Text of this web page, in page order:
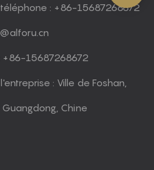
: +86-15687268672
15687268672
: Ville de Foshan,
Chine